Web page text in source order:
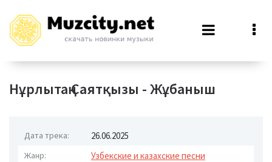
Нұрлытаң Саятқызы - Жұбаныш
Дата трека: 26.06.2025
Жанр: Узбекские и казахские песни